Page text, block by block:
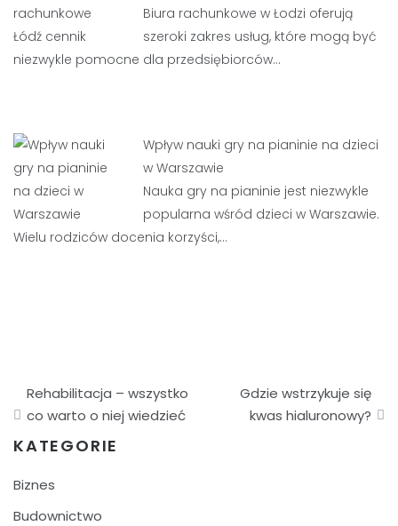
Biura rachunkowe w Łodzi oferują
szeroki zakres usług, które mogą być
niezwykle pomocne dla przedsiębiorców…
Wpływ nauki gry na pianinie na dzieci
w Warszawie
Nauka gry na pianinie jest niezwykle
popularna wśród dzieci w Warszawie.
Wielu rodziców docenia korzyści,…
Nawigacja
wpisu
Rehabilitacja – wszystko
co warto o niej wiedzieć
Gdzie wstrzykuje się
kwas hialuronowy?
KATEGORIE
Biznes
Budownictwo